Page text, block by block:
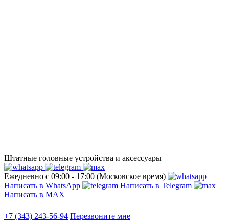
Штатные головные устройства и аксессуары
Ежедневно с 09:00 - 17:00 (Московское время)
Написать в WhatsApp
Написать в Telegram
Написать в МАХ
+7 (343) 243-56-94 Перезвоните мне